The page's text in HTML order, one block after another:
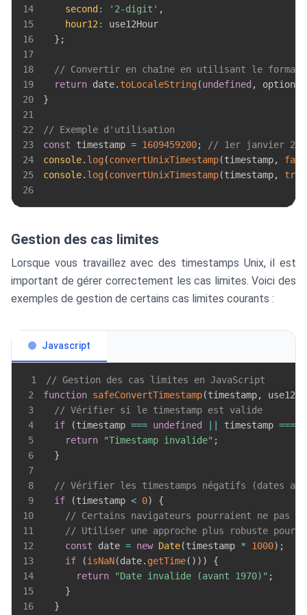
14
second : '2-digit' ,
15
hour12 :
use12Hour
16
} ;
17
18
// Convertir en chaîne en utilisant le
19
return date. toLocaleString(undefined , options
20
}
21
22
// Exemple d'utilisation
23
const timestamp = 1609459200;
// 1er janvier
24
console. log(convertUnixTimestamp(timestamp,
25
console. log(convertUnixTimestamp(timestamp, true
26
Gestion des cas limites
Lorsque vous travaillez avec des timestamps Unix, il est
important de gérer correctement les cas limites. Voici des
exemples de gestion de certains cas limites courants :
Javascript
1
// Gestion des cas limites en JavaScript
2
function safeConvertTimestamp(timestamp,
3
// Vérifier si le timestamp est valide
4
if (timestamp === undefined timestamp ===
5
return "Timestamp invalide" ;
6
}
7
8
// Vérifier les timestamps négatifs (dates
9
if (timestamp < 0)
{
10
// Certains navigateurs pourraient ne pas
11
// Utiliser une approche plus robuste pour
12
const date = new Date(timestamp * 1000) ;
13
if (isNaN(date. getTime( ) ) )
{
14
return "Date invalide (avant 1970)" ;
15
}
16
}